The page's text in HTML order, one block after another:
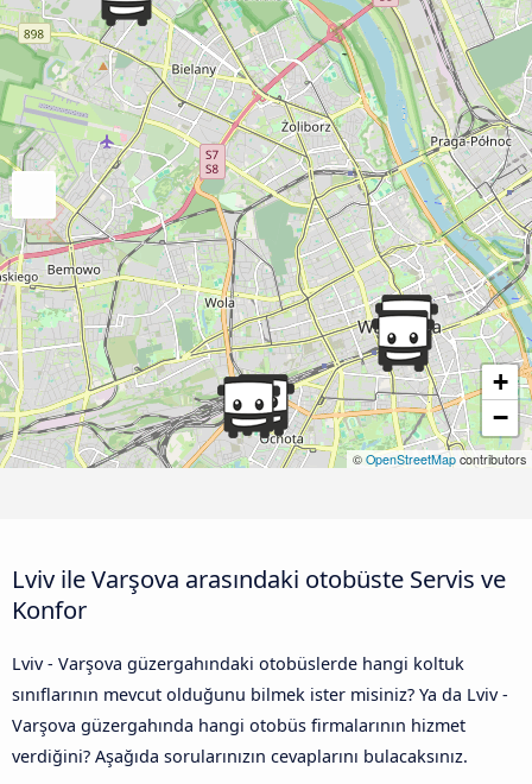
+
−
© OpenStreetMap contributors
Lviv ile Varşova arasındaki otobüste Servis ve
Konfor
Lviv - Varşova güzergahındaki otobüslerde hangi koltuk
sınıflarının mevcut olduğunu bilmek ister misiniz? Ya da Lviv -
Varşova güzergahında hangi otobüs firmalarının hizmet
verdiğini? Aşağıda sorularınızın cevaplarını bulacaksınız.